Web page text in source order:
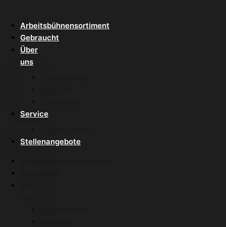
Arbeitsbühnensortiment
Gebraucht
Über
uns
Service
Stellenangebote